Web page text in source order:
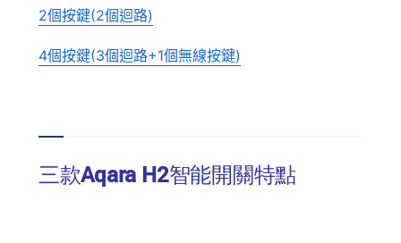
2個按鍵(2個迴路)
4個按鍵(3個迴路+1個無線按鍵)
三款Aqara H2智能開關特點